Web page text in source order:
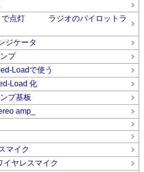
で点灯 ラジオのパイロットラ
ジケータ
プ
Loadで使う
Load 化
プ基板
amp_
マイク
イヤレスマイク